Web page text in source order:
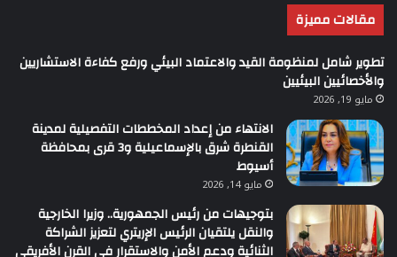
مقالات مميزة
تطوير شامل لمنظومة القيد والاعتماد البيئي ورفع كفاءة الاستشاريين
والأخصائيين البيئيين
مايو 19, 2026
الانتهاء من إعداد المخططات التفصيلية لمدينة
القنطرة شرق بالإسماعيلية و3 قرى بمحافظة
أسيوط
مايو 14, 2026
بتوجيهات من رئيس الجمهورية.. وزيرا الخارجية
والنقل يلتقيان الرئيس الإريتري لتعزيز الشراكة
الثنائية ودعم الأمن والاستقرار في القرن الأفريقي